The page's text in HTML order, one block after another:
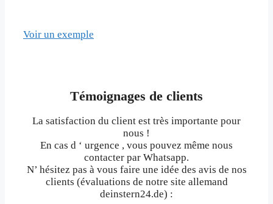
Voir un exemple
Témoignages de clients
La satisfaction du client est très importante pour
nous !
En cas d ‘ urgence , vous pouvez même nous
contacter par Whatsapp.
N’ hésitez pas à vous faire une idée des avis de nos
clients (évaluations de notre site allemand
deinstern24.de) :